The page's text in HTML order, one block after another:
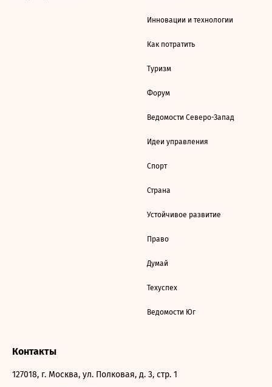
Инновации и технологии
Как потратить
Туризм
Форум
Ведомости Северо-Запад
Идеи управления
Спорт
Страна
Устойчивое развитие
Право
Думай
Техуспех
Ведомости Юг
Контакты
127018, г. Москва, ул. Полковая, д. 3, стр. 1